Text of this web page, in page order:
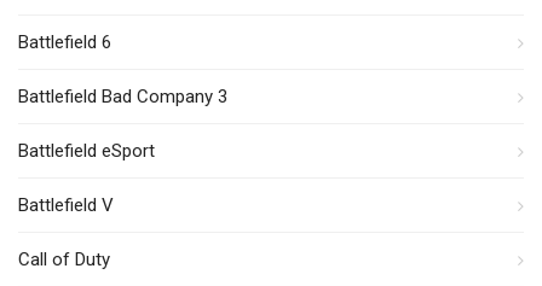
Battlefield 6
Battlefield Bad Company 3
Battlefield eSport
Battlefield V
Call of Duty